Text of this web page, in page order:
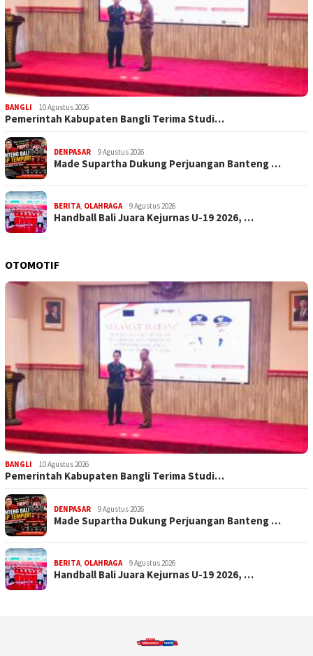
BANGLI 10 Agustus 2026
Pemerintah Kabupaten Bangli Terima Studi…
DENPASAR 9 Agustus 2026
Made Supartha Dukung Perjuangan Banteng …
BERITA OLAHRAGA 9 Agustus 2026
Handball Bali Juara Kejurnas U-19 2026, …
OTOMOTIF
BANGLI 10 Agustus 2026
Pemerintah Kabupaten Bangli Terima Studi…
DENPASAR 9 Agustus 2026
Made Supartha Dukung Perjuangan Banteng …
BERITA OLAHRAGA 9 Agustus 2026
Handball Bali Juara Kejurnas U-19 2026, …